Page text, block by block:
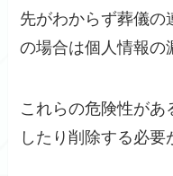
先がわからず葬儀の
の場合は個人情報の
これらの危険性が
したり削除する必要